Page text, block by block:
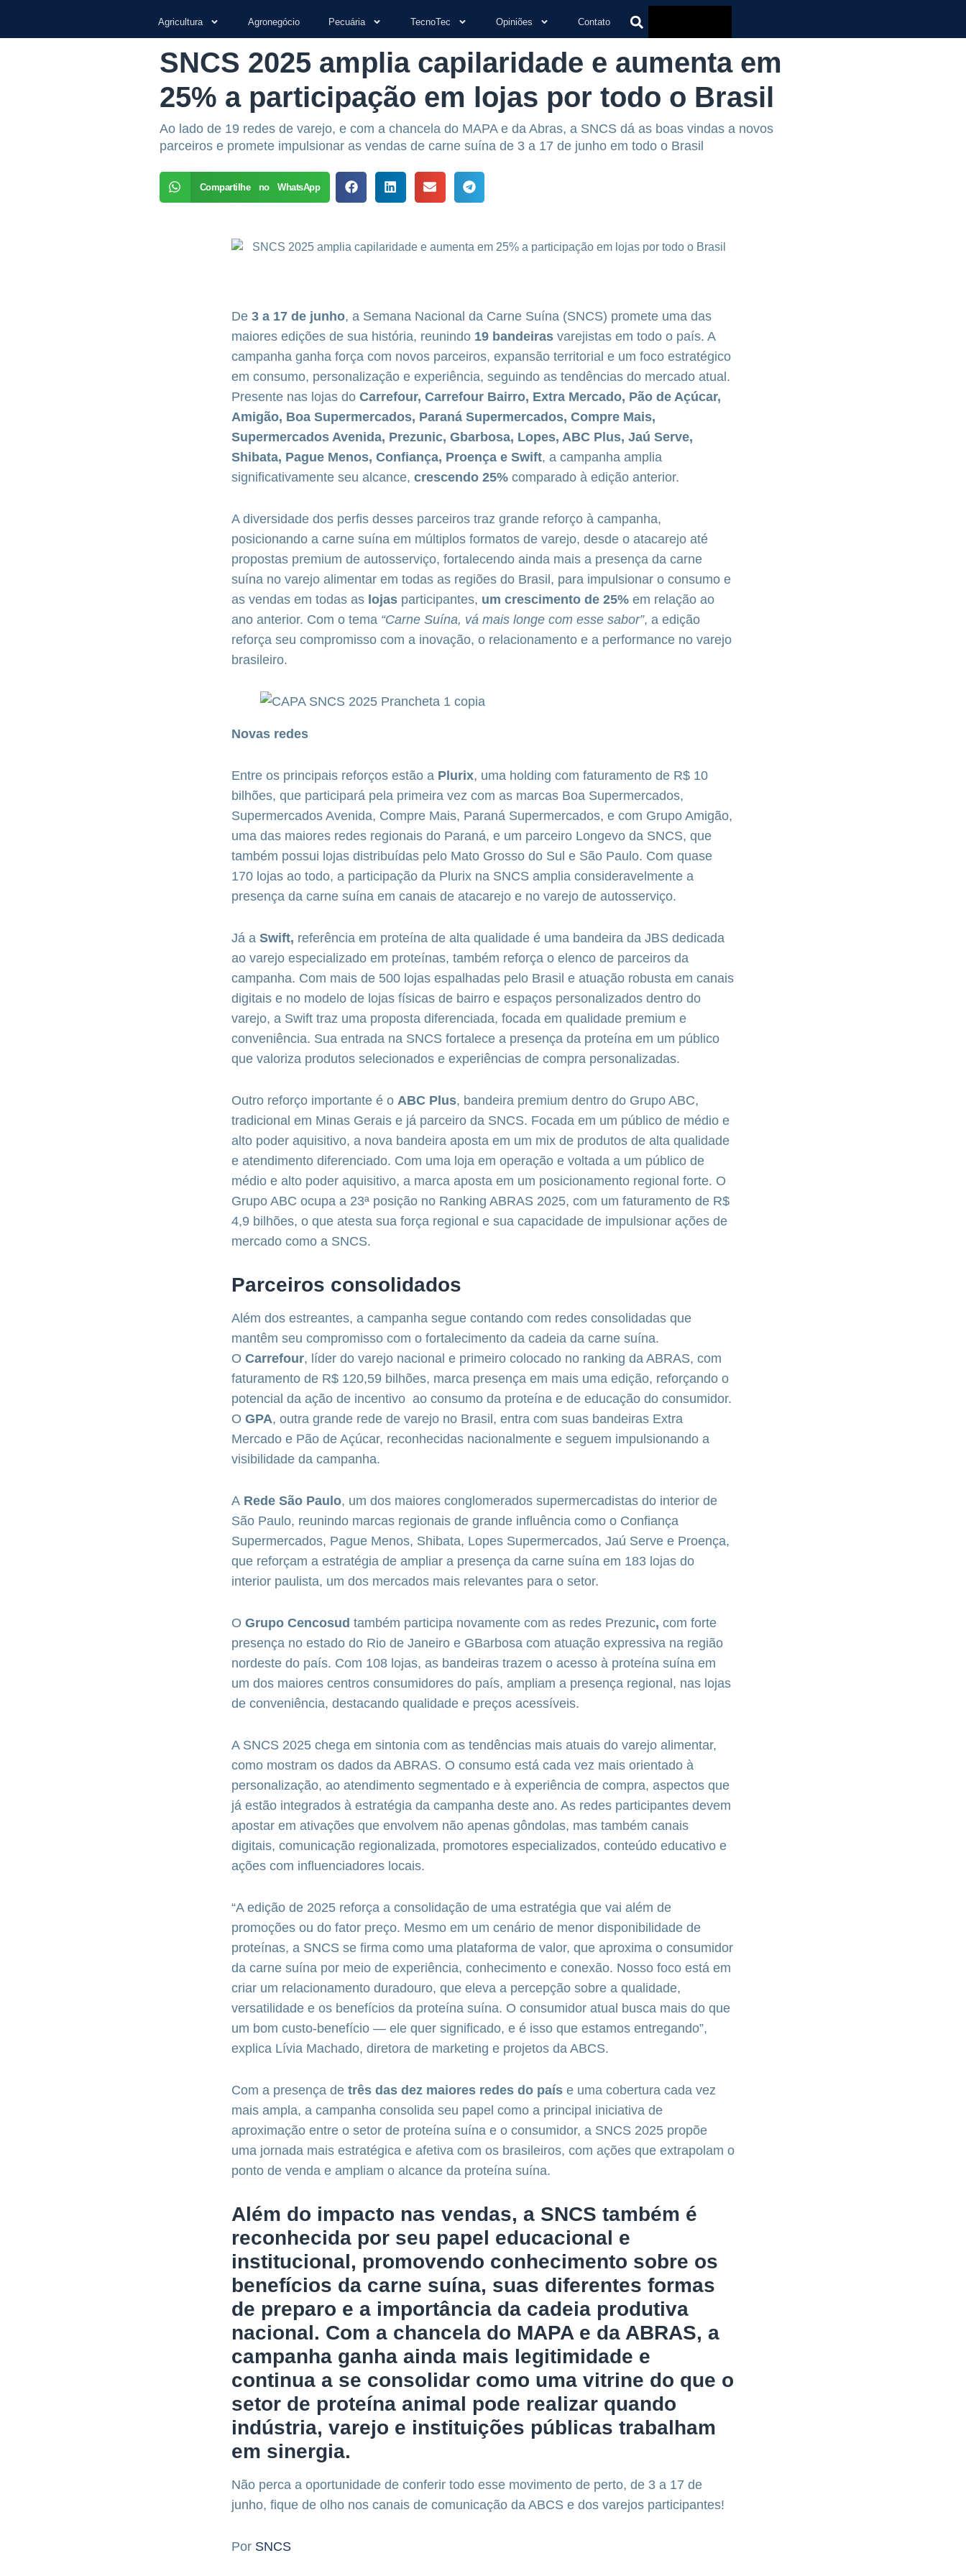
Agricultura Agronegócio Pecuária TecnoTec Opiniões Contato
SNCS 2025 amplia capilaridade e aumenta em
25% a participação em lojas por todo o Brasil
Ao lado de 19 redes de varejo, e com a chancela do MAPA e da Abras, a SNCS dá as boas vindas a novos
parceiros e promete impulsionar as vendas de carne suína de 3 a 17 de junho em todo o Brasil
Compartilhe no WhatsApp
De 3 a 17 de junho, a Semana Nacional da Carne Suína (SNCS) promete uma das
maiores edições de sua história, reunindo 19 bandeiras varejistas em todo o país. A
campanha ganha força com novos parceiros, expansão territorial e um foco estratégico
em consumo, personalização e experiência, seguindo as tendências do mercado atual.
Presente nas lojas do Carrefour, Carrefour Bairro, Extra Mercado, Pão de Açúcar,
Amigão, Boa Supermercados, Paraná Supermercados, Compre Mais,
Supermercados Avenida, Prezunic, Gbarbosa, Lopes, ABC Plus, Jaú Serve,
Shibata, Pague Menos, Confiança, Proença e Swift, a campanha amplia
significativamente seu alcance, crescendo 25% comparado à edição anterior.
A diversidade dos perfis desses parceiros traz grande reforço à campanha,
posicionando a carne suína em múltiplos formatos de varejo, desde o atacarejo até
propostas premium de autosserviço, fortalecendo ainda mais a presença da carne
suína no varejo alimentar em todas as regiões do Brasil, para impulsionar o consumo e
as vendas em todas as lojas participantes, um crescimento de 25% em relação ao
ano anterior. Com o tema “Carne Suína, vá mais longe com esse sabor”, a edição
reforça seu compromisso com a inovação, o relacionamento e a performance no varejo
brasileiro.
Novas redes
Entre os principais reforços estão a Plurix, uma holding com faturamento de R$ 10
bilhões, que participará pela primeira vez com as marcas Boa Supermercados,
Supermercados Avenida, Compre Mais, Paraná Supermercados, e com Grupo Amigão,
uma das maiores redes regionais do Paraná, e um parceiro Longevo da SNCS, que
também possui lojas distribuídas pelo Mato Grosso do Sul e São Paulo. Com quase
170 lojas ao todo, a participação da Plurix na SNCS amplia consideravelmente a
presença da carne suína em canais de atacarejo e no varejo de autosserviço.
Já a Swift, referência em proteína de alta qualidade é uma bandeira da JBS dedicada
ao varejo especializado em proteínas, também reforça o elenco de parceiros da
campanha. Com mais de 500 lojas espalhadas pelo Brasil e atuação robusta em canais
digitais e no modelo de lojas físicas de bairro e espaços personalizados dentro do
varejo, a Swift traz uma proposta diferenciada, focada em qualidade premium e
conveniência. Sua entrada na SNCS fortalece a presença da proteína em um público
que valoriza produtos selecionados e experiências de compra personalizadas.
Outro reforço importante é o ABC Plus, bandeira premium dentro do Grupo ABC,
tradicional em Minas Gerais e já parceiro da SNCS. Focada em um público de médio e
alto poder aquisitivo, a nova bandeira aposta em um mix de produtos de alta qualidade
e atendimento diferenciado. Com uma loja em operação e voltada a um público de
médio e alto poder aquisitivo, a marca aposta em um posicionamento regional forte. O
Grupo ABC ocupa a 23ª posição no Ranking ABRAS 2025, com um faturamento de R$
4,9 bilhões, o que atesta sua força regional e sua capacidade de impulsionar ações de
mercado como a SNCS.
Parceiros consolidados
Além dos estreantes, a campanha segue contando com redes consolidadas que
mantêm seu compromisso com o fortalecimento da cadeia da carne suína.
O Carrefour, líder do varejo nacional e primeiro colocado no ranking da ABRAS, com
faturamento de R$ 120,59 bilhões, marca presença em mais uma edição, reforçando o
potencial da ação de incentivo ao consumo da proteína e de educação do consumidor.
O GPA, outra grande rede de varejo no Brasil, entra com suas bandeiras Extra
Mercado e Pão de Açúcar, reconhecidas nacionalmente e seguem impulsionando a
visibilidade da campanha.
A Rede São Paulo, um dos maiores conglomerados supermercadistas do interior de
São Paulo, reunindo marcas regionais de grande influência como o Confiança
Supermercados, Pague Menos, Shibata, Lopes Supermercados, Jaú Serve e Proença,
que reforçam a estratégia de ampliar a presença da carne suína em 183 lojas do
interior paulista, um dos mercados mais relevantes para o setor.
O Grupo Cencosud também participa novamente com as redes Prezunic, com forte
presença no estado do Rio de Janeiro e GBarbosa com atuação expressiva na região
nordeste do país. Com 108 lojas, as bandeiras trazem o acesso à proteína suína em
um dos maiores centros consumidores do país, ampliam a presença regional, nas lojas
de conveniência, destacando qualidade e preços acessíveis.
A SNCS 2025 chega em sintonia com as tendências mais atuais do varejo alimentar,
como mostram os dados da ABRAS. O consumo está cada vez mais orientado à
personalização, ao atendimento segmentado e à experiência de compra, aspectos que
já estão integrados à estratégia da campanha deste ano. As redes participantes devem
apostar em ativações que envolvem não apenas gôndolas, mas também canais
digitais, comunicação regionalizada, promotores especializados, conteúdo educativo e
ações com influenciadores locais.
“A edição de 2025 reforça a consolidação de uma estratégia que vai além de
promoções ou do fator preço. Mesmo em um cenário de menor disponibilidade de
proteínas, a SNCS se firma como uma plataforma de valor, que aproxima o consumidor
da carne suína por meio de experiência, conhecimento e conexão. Nosso foco está em
criar um relacionamento duradouro, que eleva a percepção sobre a qualidade,
versatilidade e os benefícios da proteína suína. O consumidor atual busca mais do que
um bom custo-benefício — ele quer significado, e é isso que estamos entregando”,
explica Lívia Machado, diretora de marketing e projetos da ABCS.
Com a presença de três das dez maiores redes do país e uma cobertura cada vez
mais ampla, a campanha consolida seu papel como a principal iniciativa de
aproximação entre o setor de proteína suína e o consumidor, a SNCS 2025 propõe
uma jornada mais estratégica e afetiva com os brasileiros, com ações que extrapolam o
ponto de venda e ampliam o alcance da proteína suína.
Além do impacto nas vendas, a SNCS também é
reconhecida por seu papel educacional e
institucional, promovendo conhecimento sobre os
benefícios da carne suína, suas diferentes formas
de preparo e a importância da cadeia produtiva
nacional. Com a chancela do MAPA e da ABRAS, a
campanha ganha ainda mais legitimidade e
continua a se consolidar como uma vitrine do que o
setor de proteína animal pode realizar quando
indústria, varejo e instituições públicas trabalham
em sinergia.
Não perca a oportunidade de conferir todo esse movimento de perto, de 3 a 17 de
junho, fique de olho nos canais de comunicação da ABCS e dos varejos participantes!
Por SNCS